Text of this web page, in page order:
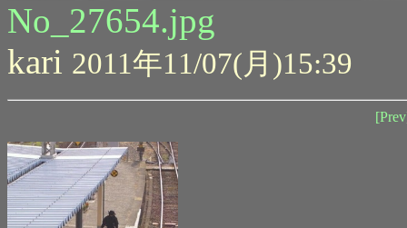
No_27654.jpg
kari 2011年11/07(月)15:39